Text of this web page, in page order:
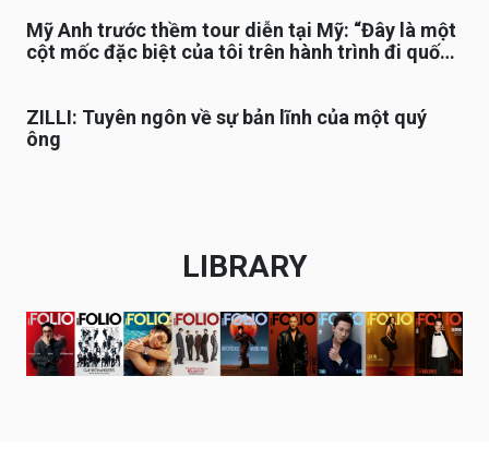
Mỹ Anh trước thềm tour diễn tại Mỹ: “Đây là một
cột mốc đặc biệt của tôi trên hành trình đi quốc
ZILLI: Tuyên ngôn về sự bản lĩnh của một quý
ông
LIBRARY